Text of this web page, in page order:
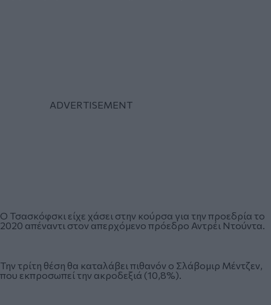
Ο Τσασκόφσκι είχε χάσει στην κούρσα για την προεδρία το
2020 απέναντι στον απερχόμενο πρόεδρο Αντρέι Ντούντα.
Την τρίτη θέση θα καταλάβει πιθανόν ο Σλάβομιρ Μέντζεν,
που εκπροσωπεί την ακροδεξιά (10,8%).